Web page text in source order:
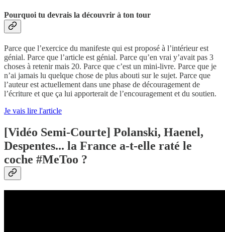
Pourquoi tu devrais la découvrir à ton tour
Parce que l’exercice du manifeste qui est proposé à l’intérieur est
génial. Parce que l’article est génial. Parce qu’en vrai y’avait pas 3
choses à retenir mais 20. Parce que c’est un mini-livre. Parce que je
n’ai jamais lu quelque chose de plus abouti sur le sujet. Parce que
l’auteur est actuellement dans une phase de découragement de
l’écriture et que ça lui apporterait de l’encouragement et du soutien.
Je vais lire l'article
[Vidéo Semi-Courte] Polanski, Haenel,
Despentes... la France a-t-elle raté le
coche #MeToo ?